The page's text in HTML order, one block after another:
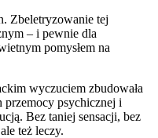
Zbeletryzowanie tej
– i pewnie dla
pomysłem na
wyczuciem zbudowała
przemocy psychicznej i
Bez taniej sensacji, bez
też leczy.